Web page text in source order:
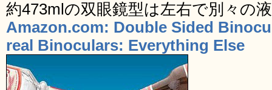
約473mlの双眼鏡型は左右で別々の
Amazon.com: Double Sided
real Binoculars: Everything Else